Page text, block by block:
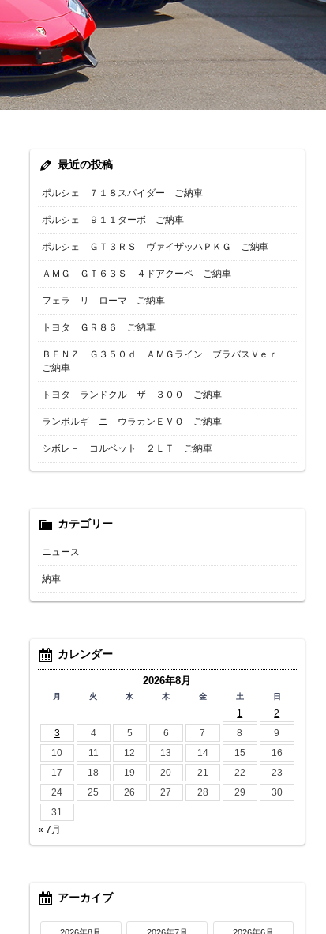
最近の投稿
ポルシェ ７１８スパイダー ご納車
ポルシェ ９１１ターボ ご納車
ポルシェ ＧＴ３ＲＳ ヴァイザッハＰＫＧ ご納車
ＡＭＧ ＧＴ６３Ｓ ４ドアクーペ ご納車
フェラ－リ ローマ ご納車
トヨタ ＧＲ８６ ご納車
ＢＥＮＺ Ｇ３５０ｄ ＡＭＧライン ブラバスＶｅｒ
ご納車
トヨタ ランドクル－ザ－３００ ご納車
ランボルギ－ニ ウラカンＥＶＯ ご納車
シボレ－ コルベット ２ＬＴ ご納車
カテゴリー
ニュース
納車
カレンダー
2026年8月
月 火 水 木 金 土 日
1
2
3
4 5 6 7 8
9
10
11 12 13 14 15
16
17
18 19 20 21 22
23
24
25 26 27 28 29
30
31
« 7月
アーカイブ